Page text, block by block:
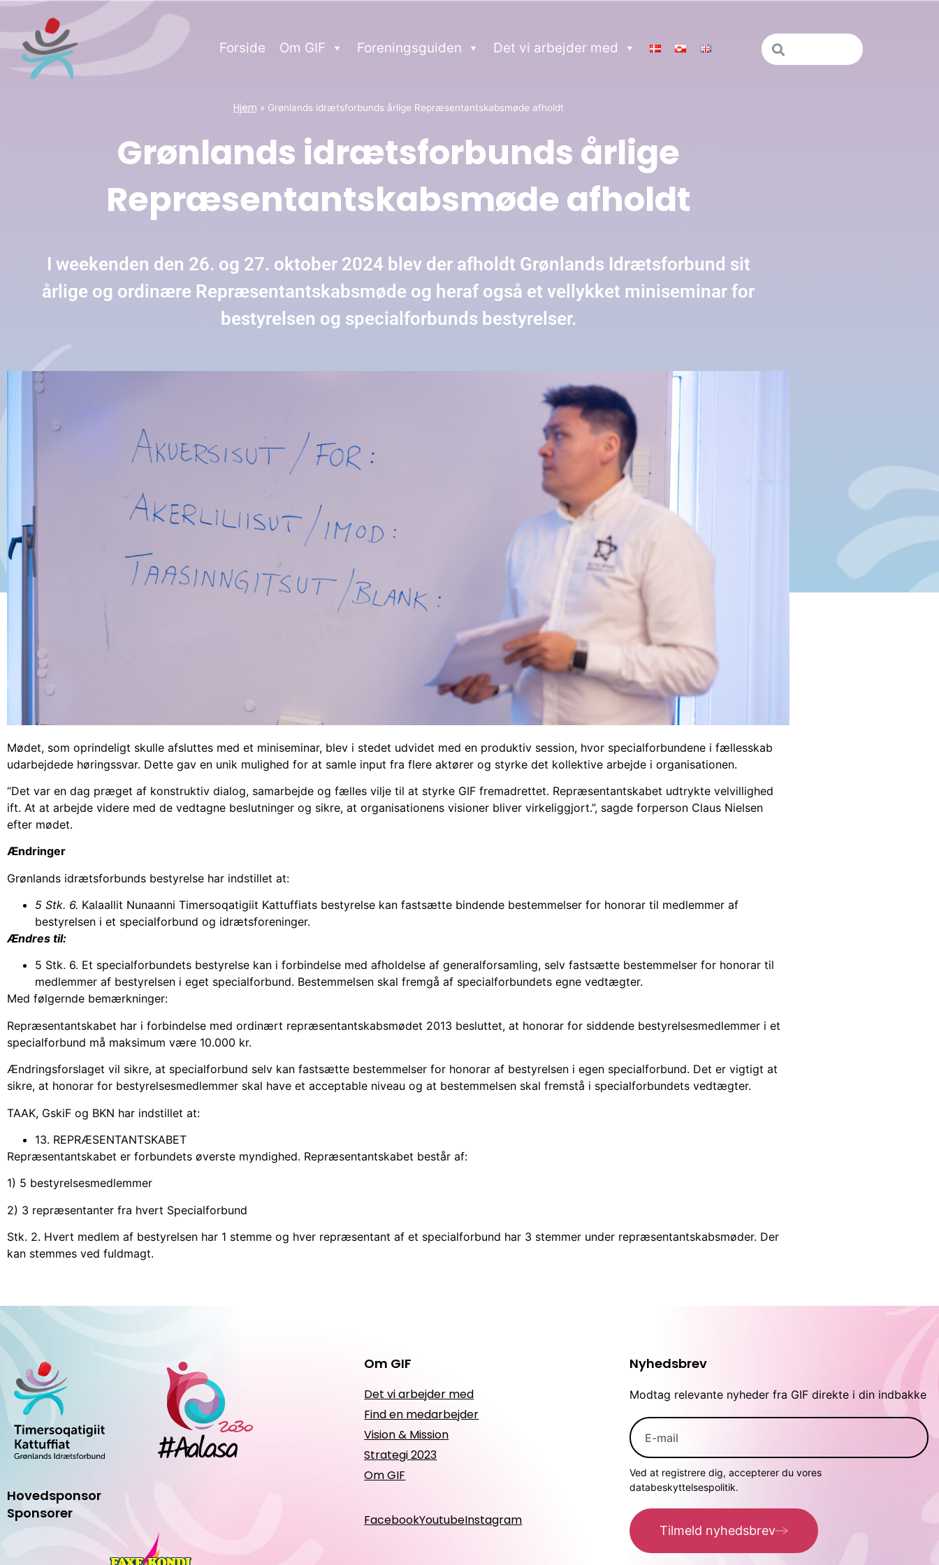
Forside Om GIF Foreningsguiden Det vi arbejder med
Hjem » Grønlands idrætsforbunds årlige Repræsentantskabsmøde afholdt
Grønlands idrætsforbunds årlige
Repræsentantskabsmøde afholdt
I weekenden den 26. og 27. oktober 2024 blev der afholdt Grønlands Idrætsforbund sit
årlige og ordinære Repræsentantskabsmøde og heraf også et vellykket miniseminar for
bestyrelsen og specialforbunds bestyrelser.
Mødet, som oprindeligt skulle afsluttes med et miniseminar, blev i stedet udvidet med en produktiv session, hvor specialforbundene i fællesskab
udarbejdede høringssvar. Dette gav en unik mulighed for at samle input fra flere aktører og styrke det kollektive arbejde i organisationen.
“Det var en dag præget af konstruktiv dialog, samarbejde og fælles vilje til at styrke GIF fremadrettet. Repræsentantskabet udtrykte velvillighed
ift. At at arbejde videre med de vedtagne beslutninger og sikre, at organisationens visioner bliver virkeliggjort.”, sagde forperson Claus Nielsen
efter mødet.
Ændringer
Grønlands idrætsforbunds bestyrelse har indstillet at:
5 Stk. 6. Kalaallit Nunaanni Timersoqatigiit Kattuffiats bestyrelse kan fastsætte bindende bestemmelser for honorar til medlemmer af
bestyrelsen i et specialforbund og idrætsforeninger.
Ændres til:
5 Stk. 6. Et specialforbundets bestyrelse kan i forbindelse med afholdelse af generalforsamling, selv fastsætte bestemmelser for honorar til
medlemmer af bestyrelsen i eget specialforbund. Bestemmelsen skal fremgå af specialforbundets egne vedtægter.
Med følgernde bemærkninger:
Repræsentantskabet har i forbindelse med ordinært repræsentantskabsmødet 2013 besluttet, at honorar for siddende bestyrelsesmedlemmer i et
specialforbund må maksimum være 10.000 kr.
Ændringsforslaget vil sikre, at specialforbund selv kan fastsætte bestemmelser for honorar af bestyrelsen i egen specialforbund. Det er vigtigt at
sikre, at honorar for bestyrelsesmedlemmer skal have et acceptable niveau og at bestemmelsen skal fremstå i specialforbundets vedtægter.
TAAK, GskiF og BKN har indstillet at:
13. REPRÆSENTANTSKABET
Repræsentantskabet er forbundets øverste myndighed. Repræsentantskabet består af:
1) 5 bestyrelsesmedlemmer
2) 3 repræsentanter fra hvert Specialforbund
Stk. 2. Hvert medlem af bestyrelsen har 1 stemme og hver repræsentant af et specialforbund har 3 stemmer under repræsentantskabsmøder. Der
kan stemmes ved fuldmagt.
Hovedsponsor
Sponsorer
Om GIF
Det vi arbejder med
Find en medarbejder
Vision & Mission
Strategi 2023
Om GIF
FacebookYoutubeInstagram
Nyhedsbrev
Modtag relevante nyheder fra GIF direkte i din indbakke
Ved at registrere dig, accepterer du vores
databeskyttelsespolitik.
Tilmeld nyhedsbrev